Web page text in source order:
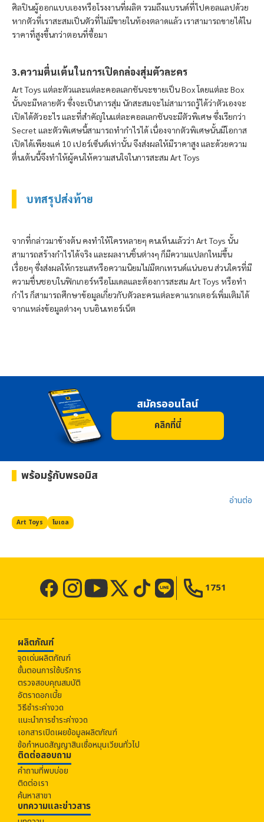
ศิลปินผู้ออกแบบเองหรือโรงงานที่ผลิต รวมถึงแบรนด์ที่ไปคอลแลปด้วย
หากตัวที่เราสะสมเป็นตัวที่ไม่มีขายในท้องตลาดแล้ว เราสามารถขายได้ใน
ราคาที่สูงขึ้นกว่าตอนที่ซื้อมา
3.ความตื่นเต้นในการเปิดกล่องสุ่มตัวละคร
Art Toys แต่ละตัวและแต่ละคอลเลกชันจะขายเป็น Box โดยแต่ละ Box
นั้นจะมีหลายตัว ซึ่งจะเป็นการสุ่ม นักสะสมจะไม่สามารถรู้ได้ว่าตัวเองจะ
เปิดได้ตัวอะไร และที่สำคัญในแต่ละคอลเลกชันจะมีตัวพิเศษ ซึ่งเรียกว่า
Secret และตัวพิเศษนี้สามารถทำกำไรได้ เนื่องจากตัวพิเศษนั้นมีโอกาส
เปิดได้เพียงแค่ 10 เปอร์เซ็นต์เท่านั้น จึงส่งผลให้มีราคาสูง และด้วยความ
ตื่นเต้นนี้จึงทำให้ผู้คนให้ความสนใจในการสะสม Art Toys
บทสรุปส่งท้าย
จากที่กล่าวมาข้างต้น คงทำให้ใครหลายๆ คนเห็นแล้วว่า Art Toys นั้น
สามารถสร้างกำไรได้จริง และผลงานชิ้นต่างๆ ก็มีความแปลกใหม่ขึ้น
เรื่อยๆ ซึ่งส่งผลให้กระแสหรือความนิยมไม่มีตกเทรนด์แน่นอน ส่วนใครที่มี
ความชื่นชอบในฟิกเกอร์หรือโมเดลและต้องการสะสม Art Toys หรือทำ
กำไร ก็สามารถศึกษาข้อมูลเกี่ยวกับตัวละครแต่ละคาแรกเตอร์เพิ่มเติมได้
จากแหล่งข้อมูลต่างๆ บนอินเทอร์เน็ต
สมัครออนไลน์
คลิกที่นี่
พร้อมรู้กับพรอมิส
Art Toys โมเดล
อ่านต่อ​
1751
ผลิตภัณฑ์
จุดเด่นผลิตภัณฑ์
ขั้นตอนการใช้บริการ
ตรวจสอบคุณสมบัติ
อัตราดอกเบี้ย
วิธีชำระค่างวด
แนะนำการชำระค่างวด
เอกสารเปิดเผยข้อมูลผลิตภัณฑ์
ข้อกำหนดสัญญาสินเชื่อหมุนเวียนทั่วไป
ติดต่อสอบถาม
คำถามที่พบบ่อย
ติดต่อเรา
ค้นหาสาขา
บทความและข่าวสาร